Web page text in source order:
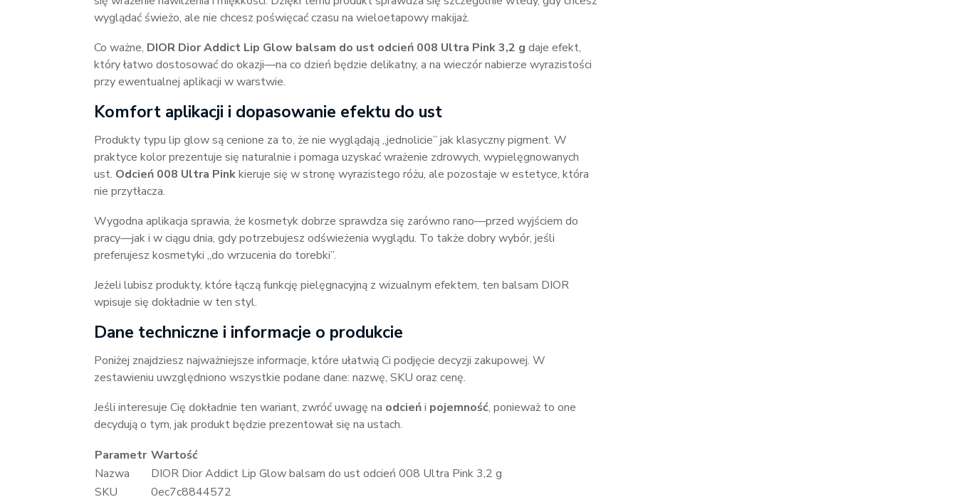
wyglądać świeżo, ale nie chcesz poświęcać czasu na wieloetapowy makijaż.
Co ważne, DIOR Dior Addict Lip Glow balsam do ust odcień 008 Ultra Pink 3,2 g daje efekt,
który łatwo dostosować do okazji—na co dzień będzie delikatny, a na wieczór nabierze wyrazistości
przy ewentualnej aplikacji w warstwie.
Komfort aplikacji i dopasowanie efektu do ust
Produkty typu lip glow są cenione za to, że nie wyglądają „jednolicie” jak klasyczny pigment. W
praktyce kolor prezentuje się naturalnie i pomaga uzyskać wrażenie zdrowych, wypielęgnowanych
ust. Odcień 008 Ultra Pinkkieruje się w stronę wyrazistego różu, ale pozostaje w estetyce, która
nie przytłacza.
Wygodna aplikacja sprawia, że kosmetyk dobrze sprawdza się zarówno rano—przed wyjściem do
pracy—jak i w ciągu dnia, gdy potrzebujesz odświeżenia wyglądu. To także dobry wybór, jeśli
preferujesz kosmetyki „do wrzucenia do torebki”.
Jeżeli lubisz produkty, które łączą funkcję pielęgnacyjną z wizualnym efektem, ten balsam DIOR
wpisuje się dokładnie w ten styl.
Dane techniczne i informacje o produkcie
Poniżej znajdziesz najważniejsze informacje, które ułatwią Ci podjęcie decyzji zakupowej. W
zestawieniu uwzględniono wszystkie podane dane: nazwę, SKU oraz cenę.
Jeśli interesuje Cię dokładnie ten wariant, zwróć uwagę na odcieńi pojemność, ponieważ to one
decydują o tym, jak produkt będzie prezentował się na ustach.
Parametr Wartość
Nazwa
DIOR Dior Addict Lip Glow balsam do ust odcień 008 Ultra Pink 3,2 g
SKU
0ec7c8844572